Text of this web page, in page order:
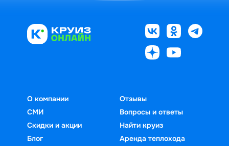
О компании
СМИ
Скидки и акции
Блог
Отзывы
Вопросы и ответы
Найти круиз
Аренда теплохода